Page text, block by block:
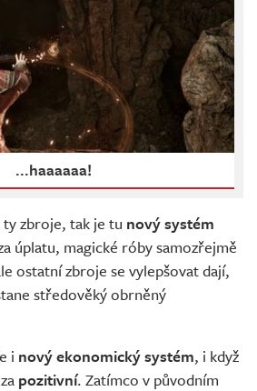
...haaaaaa!
ty zbroje, tak je tu nový systém
úplatu, magické róby samozřejmě
ostatní zbroje se vylepšovat dají,
středověký obrněný
i nový ekonomický systém, i když
pozitivní. Zatímco v původním